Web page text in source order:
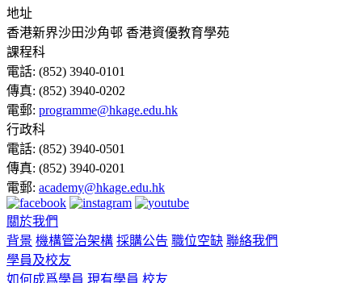
地址
香港新界沙田沙角邨 香港資優教育學苑
課程科
電話: (852) 3940-0101
傳真: (852) 3940-0202
電郵: programme@hkage.edu.hk
行政科
電話: (852) 3940-0501
傳真: (852) 3940-0201
電郵: academy@hkage.edu.hk
關於我們
背景 機構管治架構 採購公告 職位空缺 聯絡我們
學員及校友
如何成爲學員 現有學員 校友